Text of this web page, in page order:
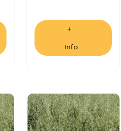
+
Info